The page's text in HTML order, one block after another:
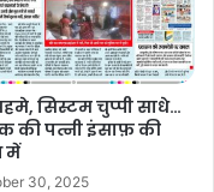
सिस्टम चुप्पी साधे…
की पत्नी इंसाफ़ की
में
30, 2025